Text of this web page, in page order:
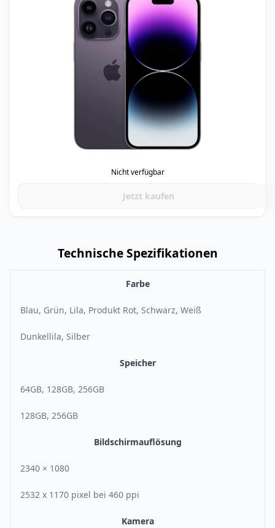
Nicht verfügbar
Jetzt kaufen
Technische Spezifikationen
Farbe
Blau, Grün, Lila, Produkt Rot, Schwarz, Weiß
Dunkellila, Silber
Speicher
64GB, 128GB, 256GB
128GB, 256GB
Bildschirmauflösung
2340 × 1080
2532 x 1170 pixel bei 460 ppi
Kamera